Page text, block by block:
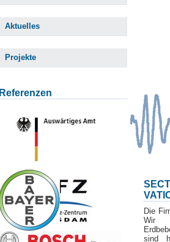
Aktuelles
Projekte
Referenzen
Die
Wir
sind